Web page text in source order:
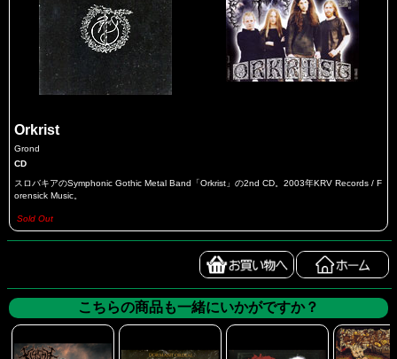
Orkrist
Grond
CD
スロバキアのSymphonic Gothic Metal Band「Orkrist」の2nd CD。2003年KRV Records / F
orensick Music。
Sold Out
こちらの商品も一緒にいかがですか？